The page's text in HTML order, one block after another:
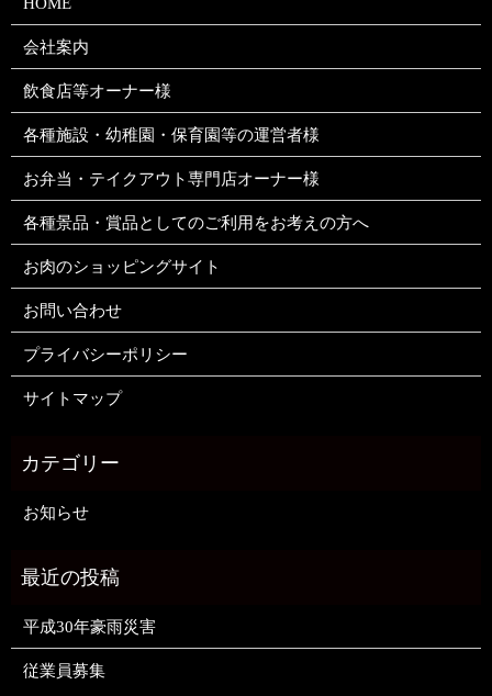
会社案内
飲食店等オーナー様
各種施設・幼稚園・保育園等の運営者様
お弁当・テイクアウト専門店オーナー様
各種景品・賞品としてのご利用をお考えの方へ
お肉のショッピングサイト
お問い合わせ
プライバシーポリシー
サイトマップ
お知らせ
平成30年豪雨災害
従業員募集